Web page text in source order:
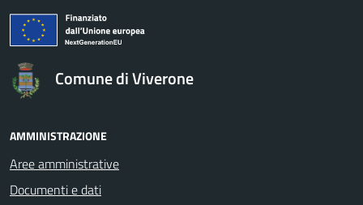
logo Unione Europea
Comune di Viverone
AMMINISTRAZIONE
Aree amministrative
Documenti e dati